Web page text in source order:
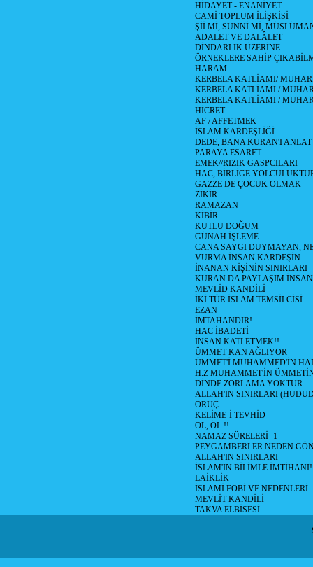
HİDAYET - ENANİYET
CAMİ TOPLUM İLİŞKİSİ
Şİİ Mİ, SUNNİ Mİ,
ADALET VE DALÂLET
DİNDARLIK ÜZERİNE
ÖRNEKLERE SAHİP
HARAM
KERBELA KATLİAMI/
KERBELA KATLİAMI /
KERBELA KATLİAMI /
HİCRET
AF / AFFETMEK
İSLAM KARDEŞLİĞİ
DEDE, BANA KURAN'I ANLAT
PARAYA ESARET
EMEK//RIZIK GASPCILARI
HAC, BİRLİGE
GAZZE DE ÇOCUK OLMAK
ZİKİR
RAMAZAN
KİBİR
KUTLU DOĞUM
GÜNAH İŞLEME
CANA SAYGI DUYMAYAN,
VURMA İNSAN KARDEŞİN
İNANAN KİŞİNİN SINIRLARI
KURAN DA PAYLAŞIM
MEVLİD KANDİLİ
İKİ TÜR İSLAM TEMSİLCİSİ
EZAN
İMTAHANDIR!
HAC İBADETİ
İNSAN KATLETMEK!!
ÜMMET KAN AĞLIYOR
ÜMMET'İ MUHAMMED'İN
H.Z MUHAMMET'İN
DİNDE ZORLAMA YOKTUR
ALLAH'IN SINIRLARI
ORUÇ
KELİME-İ TEVHİD
OL, ÖL !!
NAMAZ SÜRELERİ -1
PEYGAMBERLER NEDEN
ALLAH'IN SINIRLARI
İSLAM'IN BİLİMLE İMTİHANI!
LAİKLİK
İSLAMİ FOBİ VE NEDENLERİ
MEVLİT KANDİLİ
TAKVA ELBİSESİ